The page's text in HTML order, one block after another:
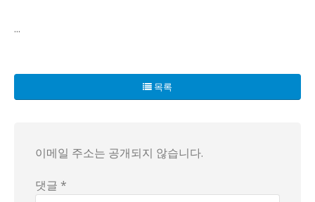
...
우선, 아침 식사는 달달한 음식 대신 savory 한 것으로 시작
식사를 마친 후에는 근육을 사용하라는 기이한 조언이 이어
목록
이메일 주소는 공개되지 않습니다.
댓글 *